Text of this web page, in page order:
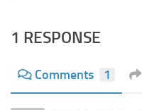
1 RESPONSE
Comments 1